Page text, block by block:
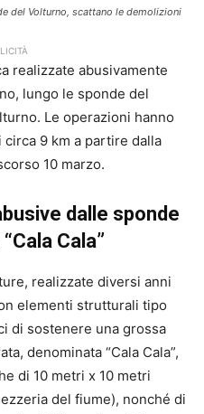
del Volturno, scattano le demolizioni
realizzate abusivamente
lungo le sponde del
Le operazioni hanno
9 km a partire dalla
10 marzo.
dalle sponde
Cala”
realizzate diversi anni
elementi strutturali tipo
di sostenere una grossa
denominata “Cala Cala”,
di 10 metri x 10 metri
del fiume), nonché di